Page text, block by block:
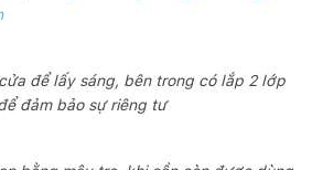
để lấy sáng, bên trong có lắp 2 lớp
đảm bảo sự riêng tư